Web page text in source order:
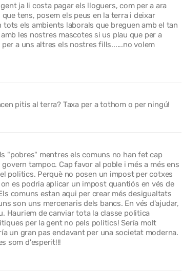
ja li costa pagar els lloguers, com per a ara
tens, posem els peus en la terra i deixar
els ambients laborals que breguen amb el tan
les nostres mascotes si us plau que per a
a uns altres els nostres fills......no volem
pitis al terra? Taxa per a tothom o per ningú!
"pobres" mentres els comuns no han fet cap
tampoc. Cap favor al poble i més a més ens
politics. Perquè no posen un impost per cotxes
es podria aplicar un impost quantiós en vés de
comuns estan aqui per crear més desigualtats
son uns mercenaris dels bancs. En vés d'ajudar,
Hauriem de canviar tota la classe politica
per la gent no pels politics! Sería molt
un gran pas endavant per una societat moderna.
som d'esperit!!!